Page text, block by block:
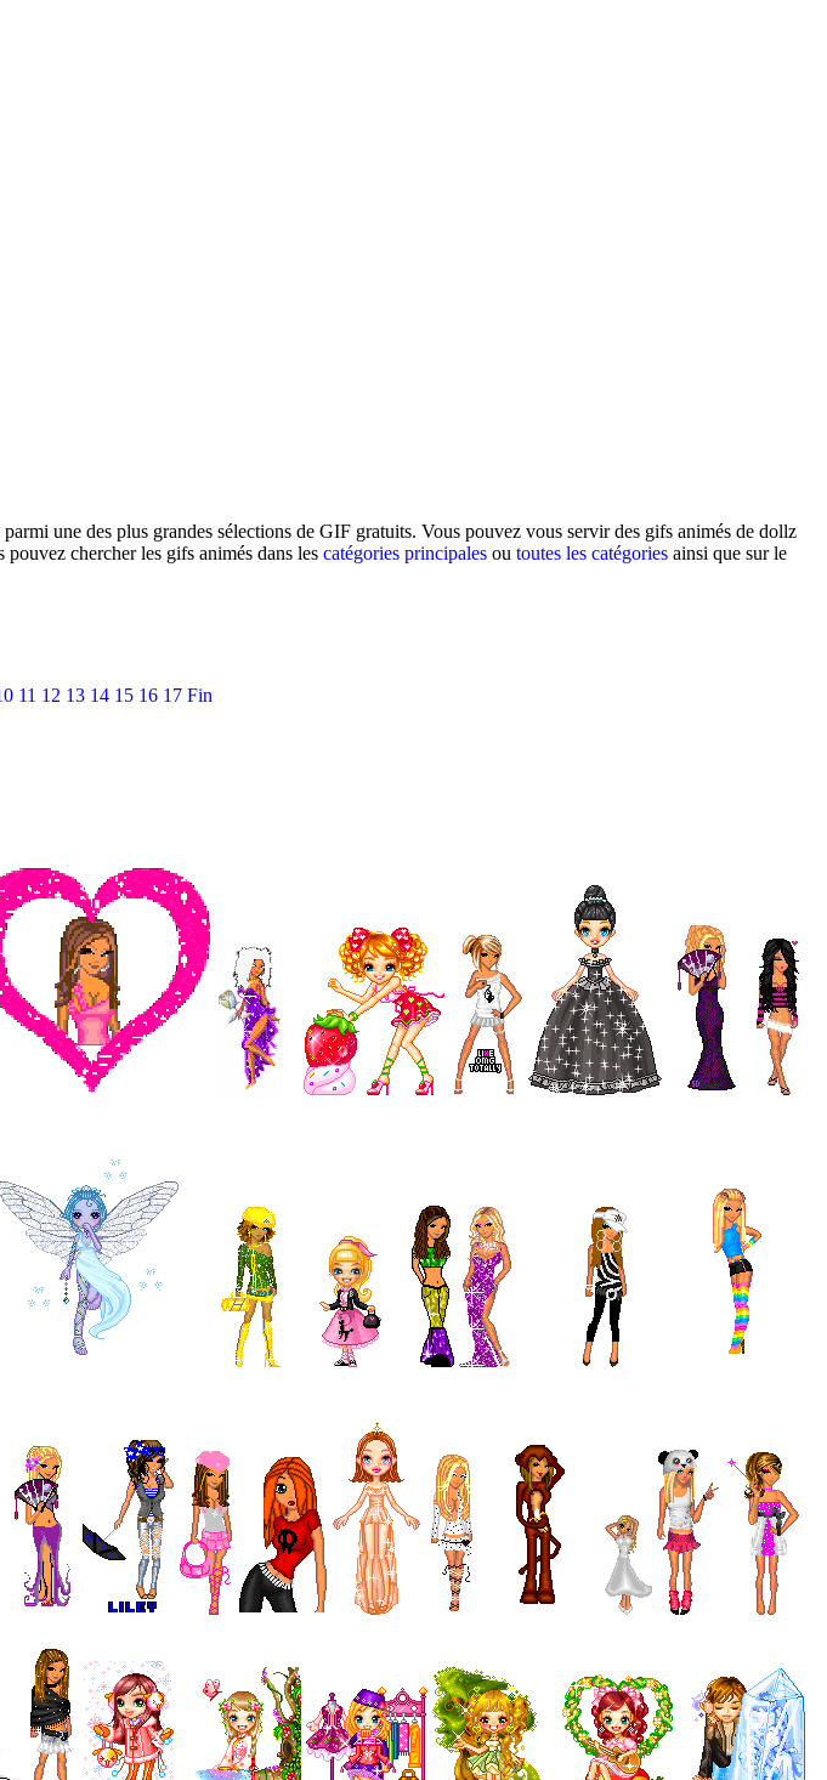
une des plus grandes sélections de GIF gratuits. Vous pouvez vous servir des gifs animés de dollz
chercher les gifs animés dans les catégories principales ou toutes les catégories ainsi que sur le
11 12 13 14 15 16 17 Fin